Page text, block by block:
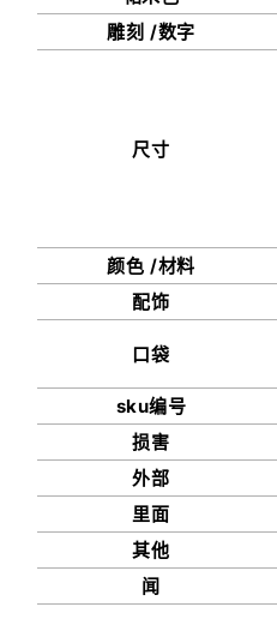
雕刻 /数字
尺寸
颜色 /材料
配饰
口袋
sku编号
损害
外部
里面
其他
闻